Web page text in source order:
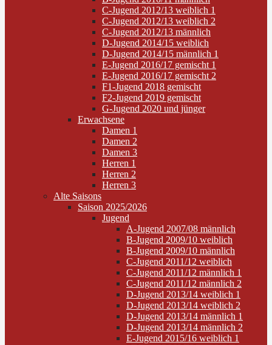
C-Jugend 2012/13 weiblich 1
C-Jugend 2012/13 weiblich 2
C-Jugend 2012/13 männlich
D-Jugend 2014/15 weiblich
D-Jugend 2014/15 männlich 1
E-Jugend 2016/17 gemischt 1
E-Jugend 2016/17 gemischt 2
F1-Jugend 2018 gemischt
F2-Jugend 2019 gemischt
G-Jugend 2020 und jünger
Erwachsene
Damen 1
Damen 2
Damen 3
Herren 1
Herren 2
Herren 3
Alte Saisons
Saison 2025/2026
Jugend
A-Jugend 2007/08 männlich
B-Jugend 2009/10 weiblich
B-Jugend 2009/10 männlich
C-Jugend 2011/12 weiblich
C-Jugend 2011/12 männlich 1
C-Jugend 2011/12 männlich 2
D-Jugend 2013/14 weiblich 1
D-Jugend 2013/14 weiblich 2
D-Jugend 2013/14 männlich 1
D-Jugend 2013/14 männlich 2
E-Jugend 2015/16 weiblich 1